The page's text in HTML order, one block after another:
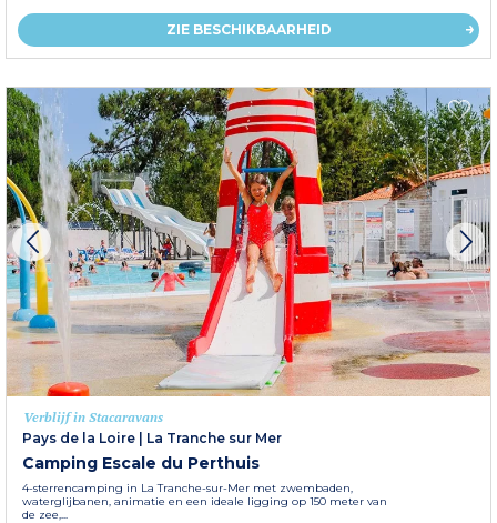
ZIE BESCHIKBAARHEID
Verblijf in Stacaravans
Pays de la Loire | La Tranche sur Mer
Camping Escale du Perthuis
4-sterrencamping in La Tranche-sur-Mer met zwembaden,
waterglijbanen, animatie en een ideale ligging op 150 meter van
de zee,...